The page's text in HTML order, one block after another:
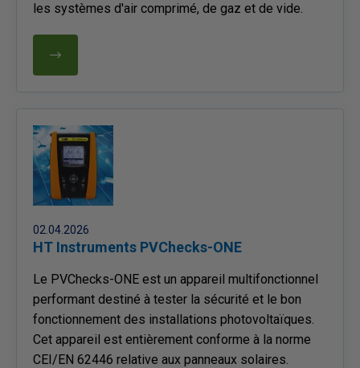
les systèmes d'air comprimé, de gaz et de vide.
02.04.2026
HT Instruments PVChecks-ONE
Le PVChecks-ONE est un appareil multifonctionnel
performant destiné à tester la sécurité et le bon
fonctionnement des installations photovoltaïques.
Cet appareil est entièrement conforme à la norme
CEI/EN 62446 relative aux panneaux solaires.